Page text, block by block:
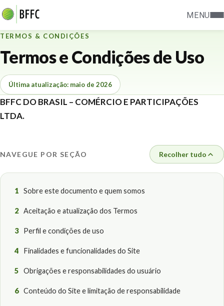
MENU
TERMOS & CONDIÇÕES
Termos e Condições de Uso
Última atualização: maio de 2026
BFFC DO BRASIL – COMÉRCIO E PARTICIPAÇÕES
LTDA.
NAVEGUE POR SEÇÃO Recolher tudo
1 Sobre este documento e quem somos
2 Aceitação e atualização dos Termos
3 Perfil e condições de uso
4 Finalidades e funcionalidades do Site
5 Obrigações e responsabilidades do usuário
6 Conteúdo do Site e limitação de responsabilidade